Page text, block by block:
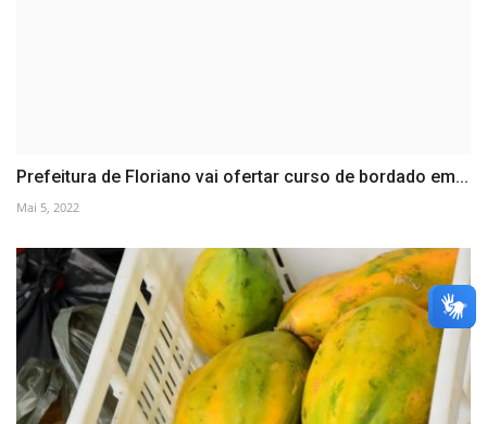
Prefeitura de Floriano vai ofertar curso de bordado em...
Mai 5, 2022